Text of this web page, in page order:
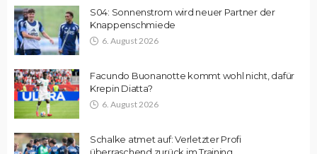
S04: Sonnenstrom wird neuer Partner der
Knappenschmiede
6. August 2026
Facundo Buonanotte kommt wohl nicht, dafür
Krepin Diatta?
6. August 2026
Schalke atmet auf: Verletzter Profi